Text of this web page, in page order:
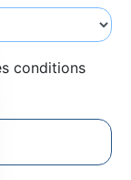
le
conditions